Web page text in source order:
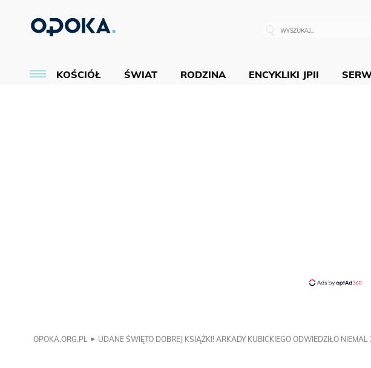
KOŚCIÓŁ ŚWIAT RODZINA ENCYKLIKI JPII
OPOKA.ORG.PL UDANE ŚWIĘTO DOBREJ KSIĄŻKI! ARKADY KUBICKIEGO ODWIEDZIŁO NIEMAL